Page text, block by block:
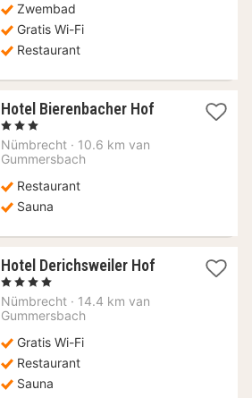
Zwembad
Gratis Wi-Fi
Restaurant
Hotel Bierenbacher Hof1
, 3 Sterren
Nümbrecht · 10.6 km van
Gummersbach
Restaurant
Sauna
Hotel Derichsweiler Hof1
, 4 Sterren
Nümbrecht · 14.4 km van
Gummersbach
Gratis Wi-Fi
Restaurant
Sauna